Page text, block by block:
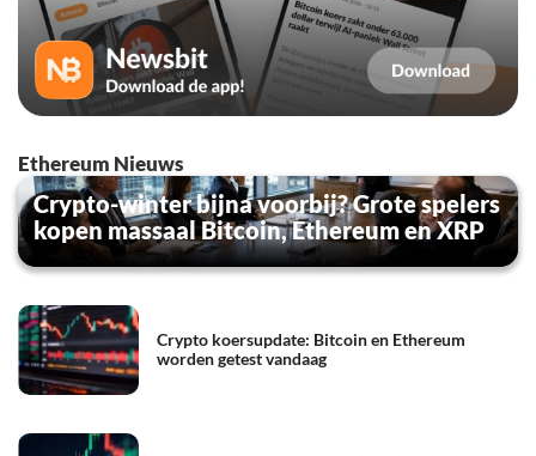
Ethereum Nieuws
Crypto-winter bijna voorbij? Grote spelers
kopen massaal Bitcoin, Ethereum en XRP
Crypto koersupdate: Bitcoin en Ethereum
worden getest vandaag